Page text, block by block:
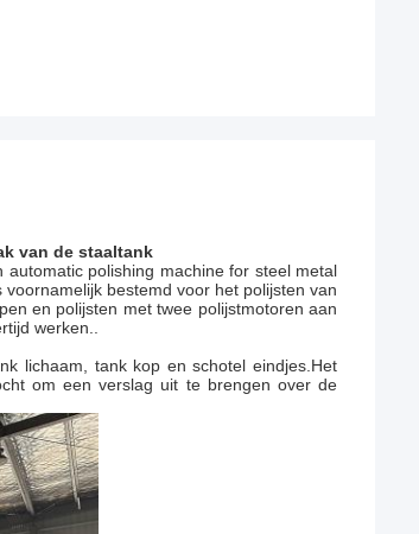
van de staaltank
polishing machine for steel metal
bestemd voor het polijsten van
en polijsten met twee polijstmotoren aan
werken..
lichaam, tank kop en schotel eindjes.Het
om een verslag uit te brengen over de